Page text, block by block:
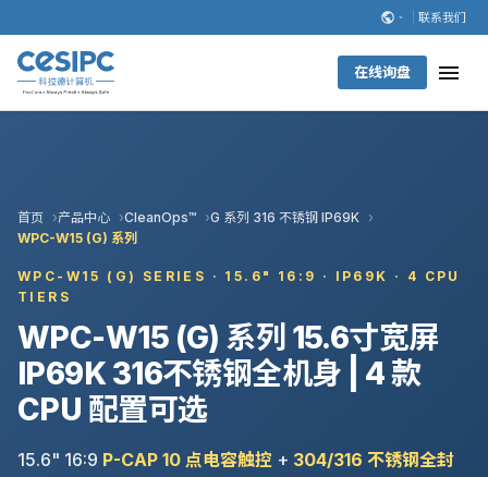
联系我们
在线询盘
首页 产品中心 CleanOps™
G 系列 316 不锈钢 IP69K
WPC-W15 (G) 系列
WPC-W15 (G) SERIES · 15.6" 16:9 · IP69K · 4 CPU
TIERS
WPC-W15 (G) 系列 15.6寸宽屏
IP69K 316不锈钢全机身 | 4 款
CPU 配置可选
15.6" 16:9 P-CAP 10 点电容触控 + 304/316 不锈钢全封